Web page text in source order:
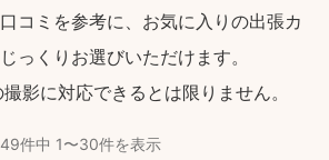
コミを参考に、お気に入りの出張カ
っくりお選びいただけます。
影に対応できるとは限りません。
49件中 1〜30件を表示